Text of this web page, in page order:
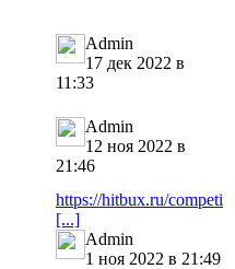
Admin
17 дек 2022 в
11:33
Admin
12 ноя 2022 в
21:46
https://hitbux.ru/competi
[...]
Admin
1 ноя 2022 в 21:49